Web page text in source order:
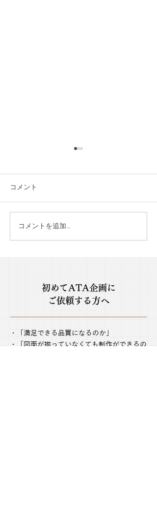
【2025年もありがとうご
ざいました】～感謝で締
コメント
コメントを追加…
初めてATA企画に
ご依頼する方へ
・「満足できる品質になるのか」
・「図面が揃っていなくても制作ができるの